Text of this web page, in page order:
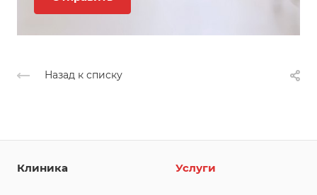
Назад к списку
Клиника Услуги